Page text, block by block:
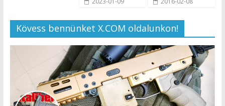
Kövess bennünket X.COM oldalunkon!